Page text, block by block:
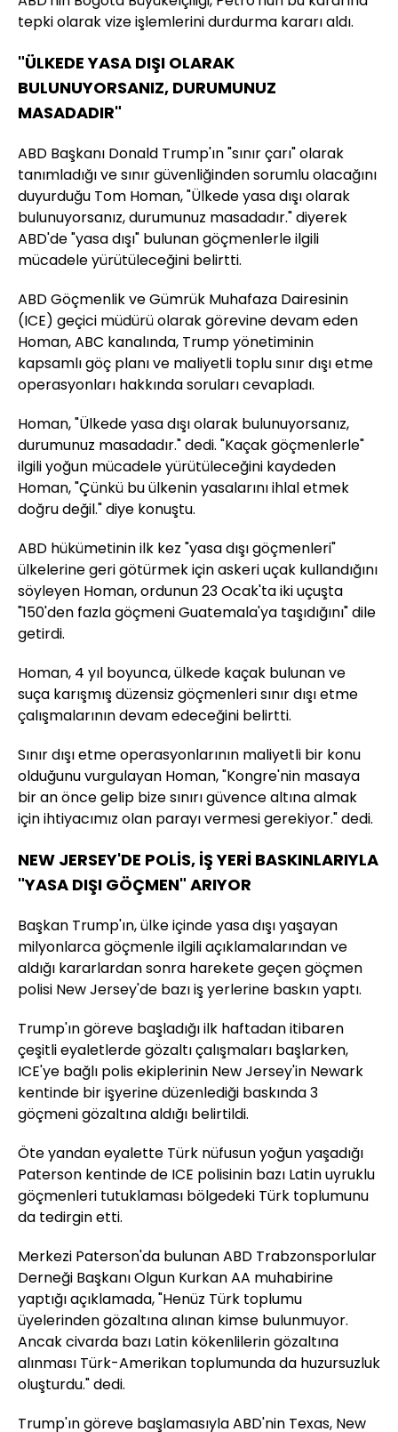
tepki olarak vize işlemlerini durdurma kararı aldı.
"ÜLKEDE YASA DIŞI OLARAK
BULUNUYORSANIZ, DURUMUNUZ
MASADADIR"
ABD Başkanı Donald Trump'ın "sınır çarı" olarak
tanımladığı ve sınır güvenliğinden sorumlu olacağını
duyurduğu Tom Homan, "Ülkede yasa dışı olarak
bulunuyorsanız, durumunuz masadadır." diyerek
ABD'de "yasa dışı" bulunan göçmenlerle ilgili
mücadele yürütüleceğini belirtti.
ABD Göçmenlik ve Gümrük Muhafaza Dairesinin
(ICE) geçici müdürü olarak görevine devam eden
Homan, ABC kanalında, Trump yönetiminin
kapsamlı göç planı ve maliyetli toplu sınır dışı etme
operasyonları hakkında soruları cevapladı.
Homan, "Ülkede yasa dışı olarak bulunuyorsanız,
durumunuz masadadır." dedi. "Kaçak göçmenlerle"
ilgili yoğun mücadele yürütüleceğini kaydeden
Homan, "Çünkü bu ülkenin yasalarını ihlal etmek
doğru değil." diye konuştu.
ABD hükümetinin ilk kez "yasa dışı göçmenleri"
ülkelerine geri götürmek için askeri uçak kullandığını
söyleyen Homan, ordunun 23 Ocak'ta iki uçuşta
"150'den fazla göçmeni Guatemala'ya taşıdığını" dile
getirdi.
Homan, 4 yıl boyunca, ülkede kaçak bulunan ve
suça karışmış düzensiz göçmenleri sınır dışı etme
çalışmalarının devam edeceğini belirtti.
Sınır dışı etme operasyonlarının maliyetli bir konu
olduğunu vurgulayan Homan, "Kongre'nin masaya
bir an önce gelip bize sınırı güvence altına almak
için ihtiyacımız olan parayı vermesi gerekiyor." dedi.
NEW JERSEY'DE POLİS, İŞ YERİ BASKINLARIYLA
"YASA DIŞI GÖÇMEN" ARIYOR
Başkan Trump'ın, ülke içinde yasa dışı yaşayan
milyonlarca göçmenle ilgili açıklamalarından ve
aldığı kararlardan sonra harekete geçen göçmen
polisi New Jersey'de bazı iş yerlerine baskın yaptı.
Trump'ın göreve başladığı ilk haftadan itibaren
çeşitli eyaletlerde gözaltı çalışmaları başlarken,
ICE'ye bağlı polis ekiplerinin New Jersey'in Newark
kentinde bir işyerine düzenlediği baskında 3
göçmeni gözaltına aldığı belirtildi.
Öte yandan eyalette Türk nüfusun yoğun yaşadığı
Paterson kentinde de ICE polisinin bazı Latin uyruklu
göçmenleri tutuklaması bölgedeki Türk toplumunu
da tedirgin etti.
Merkezi Paterson'da bulunan ABD Trabzonsporlular
Derneği Başkanı Olgun Kurkan AA muhabirine
yaptığı açıklamada, "Henüz Türk toplumu
üyelerinden gözaltına alınan kimse bulunmuyor.
Ancak civarda bazı Latin kökenlilerin gözaltına
alınması Türk-Amerikan toplumunda da huzursuzluk
oluşturdu." dedi.
Trump'ın göreve başlamasıyla ABD'nin Texas, New